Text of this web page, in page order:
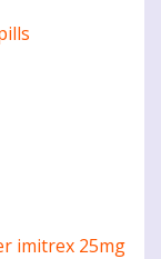
imitrex 25mg